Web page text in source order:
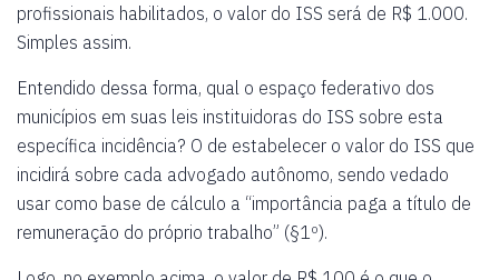
profissionais habilitados, o valor do ISS será de R$ 1.000.
Simples assim.
Entendido dessa forma, qual o espaço federativo dos
municípios em suas leis instituidoras do ISS sobre esta
específica incidência? O de estabelecer o valor do ISS que
incidirá sobre cada advogado autônomo, sendo vedado
usar como base de cálculo a “importância paga a título de
remuneração do próprio trabalho” (§1º).